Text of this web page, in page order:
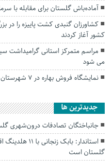
آماده‌باش گلستان برای مقابله با
کشاورزان گنبدی کشت پاییزه را در
کشور آغاز کردند
مراسم متمرکز استانی گرامیداشت
می شود
نمایشگاه فروش بهاره در ۷ شهرستان گلستان برگزار می‌شود
جديدترين ها
جانباختگان تصادفات درون‌شهری گلستان ۱۷ درصد
استاندار: بابک
گلستان است